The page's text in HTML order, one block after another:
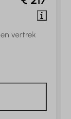
en vertrek